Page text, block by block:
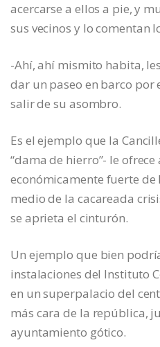
acercarse a ellos a pie, y
sus vecinos y lo comentan
-Ahí, ahí mismito habita,
dar un paseo en barco por
salir de su asombro.
Es el ejemplo que la
“dama de hierro”- le
económicamente fuerte de
medio de la cacareada
se aprieta el cinturón.
Un ejemplo que bien
instalaciones del Instituto
en un superpalacio del
más cara de la república,
ayuntamiento gótico.